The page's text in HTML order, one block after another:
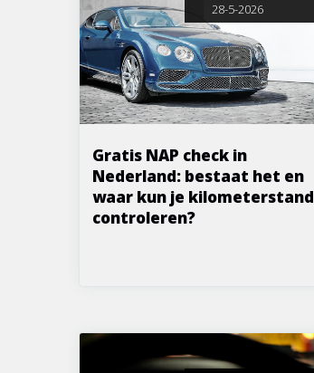
28-5-2026
Gratis NAP check in
Nederland: bestaat het en
waar kun je kilometerstand
controleren?